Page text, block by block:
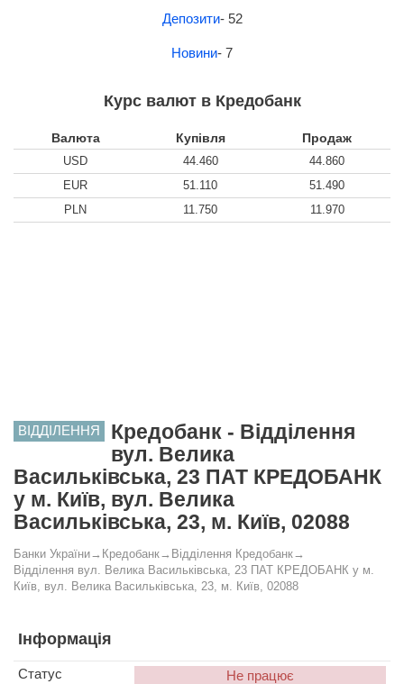
Депозити- 52
Новини- 7
Курс валют в Кредобанк
Валюта Купівля Продаж
USD 44.460
44.860
EUR
51.110
51.490
PLN
11.750 11.970
ВІДДІЛЕННЯ
Кредобанк - Відділення
вул. Велика
Васильківська, 23 ПАТ КРЕДОБАНК
у м. Київ, вул. Велика
Васильківська, 23, м. Київ, 02088
Банки України→ Кредобанк→ Відділення Кредобанк→
Відділення вул. Велика Васильківська, 23 ПАТ КРЕДОБАНК у м.
Київ, вул. Велика Васильківська, 23, м. Київ, 02088
Інформація
Статус
Не працює